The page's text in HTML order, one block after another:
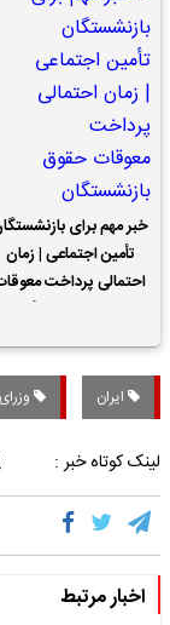
خبر مهم برای
تأمین اجتماعی | زمان
احتمالی پرداخت
ایران
لینک کوتاه خبر :
اخبار مرتبط